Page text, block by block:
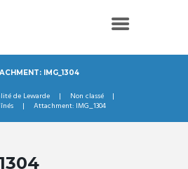
IMG_1304
de Lewarde
Non classé
Attachment: IMG_1304